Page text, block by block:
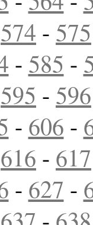
574 - 575
- 585 -
595 - 596
- 606 -
616 - 617
- 627 -